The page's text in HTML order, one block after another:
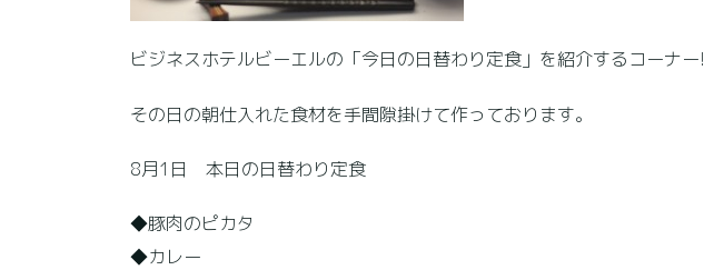
ビジネスホテルビーエルの「今日の日替わり定食」を紹介するコーナー!
その日の朝仕入れた食材を手間隙掛けて作っております。
8月1日 本日の日替わり定食
◆豚肉のピカタ
◆カレー